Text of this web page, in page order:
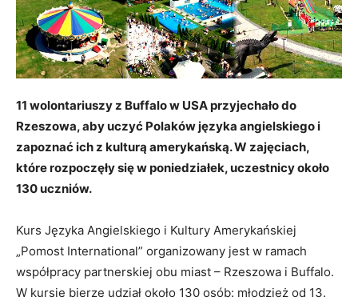
11 wolontariuszy z Buffalo w USA przyjechało do
Rzeszowa, aby uczyć Polaków języka angielskiego i
zapoznać ich z kulturą amerykańską. W zajęciach,
które rozpoczęły się w poniedziałek, uczestnicy około
130 uczniów.
Kurs Języka Angielskiego i Kultury Amerykańskiej
„Pomost International” organizowany jest w ramach
współpracy partnerskiej obu miast – Rzeszowa i Buffalo.
W kursie bierze udział około 130 osób: młodzież od 13.